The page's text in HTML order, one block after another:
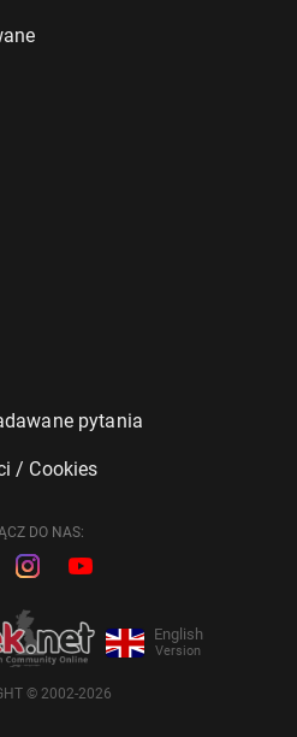
pytania
/ Cookies
DO NAS:
English
Version
© 2002-2026